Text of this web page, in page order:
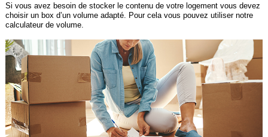
Si vous avez besoin de stocker le contenu de votre logement vous devez
choisir un box d’un volume adapté. Pour cela vous pouvez utiliser notre
calculateur de volume.